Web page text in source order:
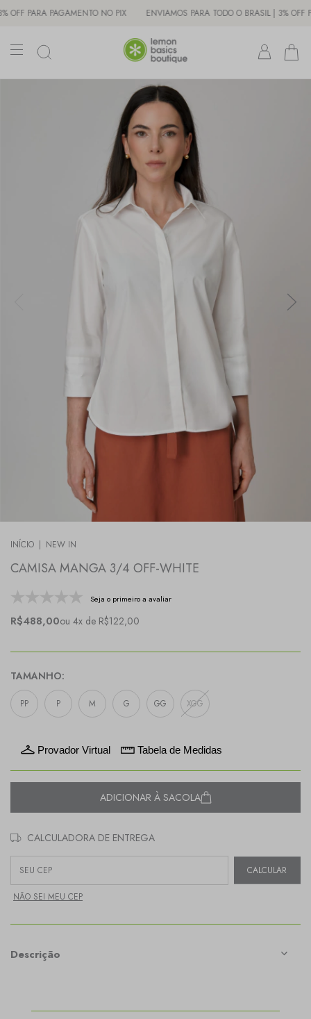
PARA PAGAMENTO NO PIX ENVIAMOS PARA TODO O BRASIL | 3% OFF PARA
INÍCIO | NEW IN
CAMISA MANGA 3/4 OFF-WHITE
Seja o primeiro a avaliar
R$488,00ou 4x de R$122,00
TAMANHO:
PP P M G GG XGG
Provador Virtual Tabela de Medidas
ADICIONAR À SACOLA
CALCULADORA DE ENTREGA
Entregas para o CEP:
CALCULAR
NÃO SEI MEU CEP
Descrição